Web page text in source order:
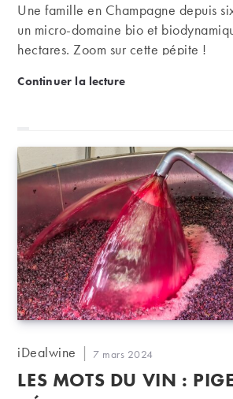
Une famille en Champagne depuis
un micro-domaine bio et
hectares. Zoom sur cette pépite !
Continuer la lectureChampagne de terroir
Auteur/autrice
la
iDealwine
Publication
publiée :
7 mars 2024
LES MOTS DU VIN :